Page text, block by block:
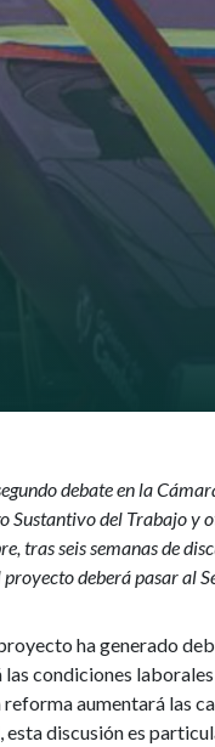
debate en la
Sustantivo del Trabajo y
tras seis semanas de
deberá pasar al
ha generado
condiciones
reforma aumentará las
esta discusión es